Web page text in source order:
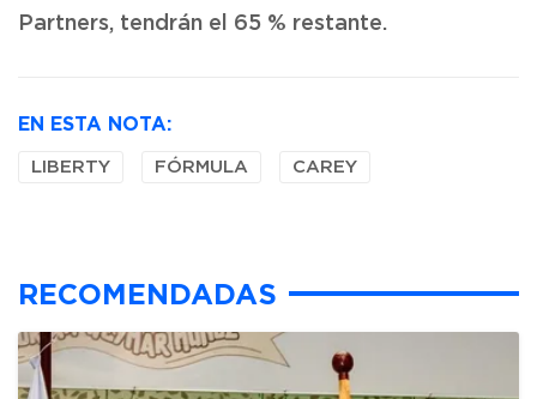
Partners, tendrán el 65 % restante.
EN ESTA NOTA:
LIBERTY FÓRMULA CAREY
RECOMENDADAS